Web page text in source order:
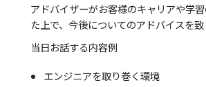
アドバイザーがお客様のキャリアや学
た上で、今後についてのアドバイスを致
当日お話する内容例
エンジニアを取り巻く環境